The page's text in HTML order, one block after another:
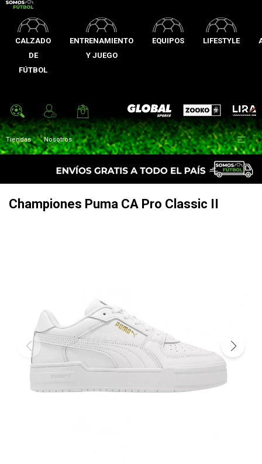
CALZADO
DE
FÚTBOL
ENTRENAMIENTO
Y JUEGO
EQUIPOS LIFESTYLE
Global Sports Zooko Lira
Tiendas Nosotros 
Championes Puma CA Pro Classic II